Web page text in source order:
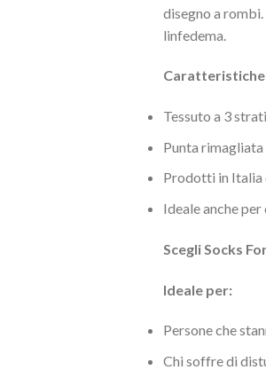
disegno a
linfedema.
Caratteristiche
Tessuto a 3
Punta
Prodotti in
Ideale anche per
Scegli Socks
Ideale per:
Persone che
Chi soffre di